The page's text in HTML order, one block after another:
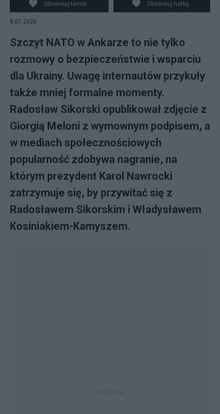
Obserwuj temat Obserwuj notkę
8.07.2026
Szczyt NATO w Ankarze to nie tylko
rozmowy o bezpieczeństwie i wsparciu
dla Ukrainy. Uwagę internautów przykuły
także mniej formalne momenty.
Radosław Sikorski opublikował zdjęcie z
Giorgią Meloni z wymownym podpisem, a
w mediach społecznościowych
popularność zdobywa nagranie, na
którym prezydent Karol Nawrocki
zatrzymuje się, by przywitać się z
Radosławem Sikorskim i Władysławem
Kosiniakiem-Kamyszem.